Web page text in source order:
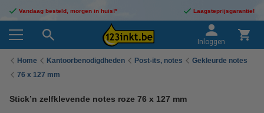
Vandaag besteld, morgen in huis!* Laagsteprijsgarantie!
Inloggen
Home Kantoorbenodigdheden Post-its, notes
Gekleurde notes
76 x 127 mm
Stick’n zelfklevende notes roze 76 x 127 mm